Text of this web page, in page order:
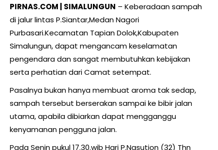
PIRNAS.COM | SIMALUNGUN – Keberadaan sampah
di jalur lintas P.Siantar,Medan Nagori
Purbasari.Kecamatan Tapian Dolok,Kabupaten
Simalungun, dapat mengancam keselamatan
pengendara dan sangat membutuhkan kebijakan
serta perhatian dari Camat setempat.
Pasalnya bukan hanya membuat aroma tak sedap,
sampah tersebut berserakan sampai ke bibir jalan
utama, apabila dibiarkan dapat mengganggu
kenyamanan pengguna jalan.
Pada Senin pukul 17.30.wib Hari P.Nasution (32) Thn